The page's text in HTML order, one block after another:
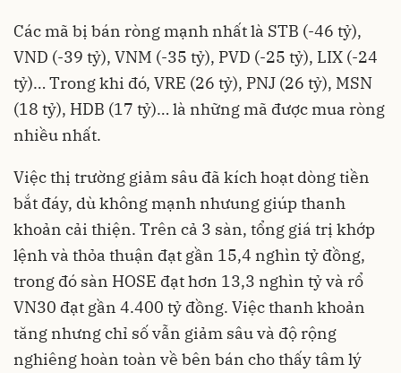
Các mã bị bán ròng mạnh nhất là STB (-46 tỷ),
VND (-39 tỷ), VNM (-35 tỷ), PVD (-25 tỷ), LIX (-24
tỷ)… Trong khi đó, VRE (26 tỷ), PNJ (26 tỷ), MSN
(18 tỷ), HDB (17 tỷ)… là những mã được mua ròng
nhiều nhất.
Việc thị trường giảm sâu đã kích hoạt dòng tiền
bắt đáy, dù không mạnh nhưung giúp thanh
khoản cải thiện. Trên cả 3 sàn, tổng giá trị khớp
lệnh và thỏa thuận đạt gần 15,4 nghìn tỷ đồng,
trong đó sàn HOSE đạt hơn 13,3 nghìn tỷ và rổ
VN30 đạt gần 4.400 tỷ đồng. Việc thanh khoản
tăng nhưng chỉ số vẫn giảm sâu và độ rộng
nghiêng hoàn toàn về bên bán cho thấy tâm lý